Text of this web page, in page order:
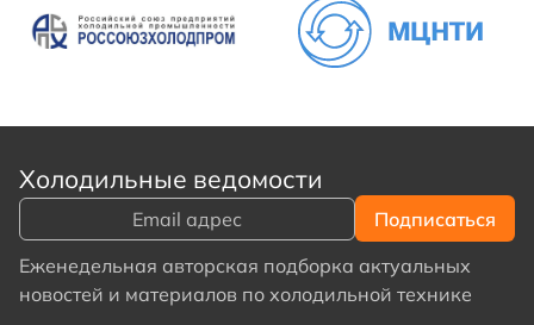
Холодильные ведомости
Еженедельная авторская подборка актуальных
новостей и материалов по холодильной технике